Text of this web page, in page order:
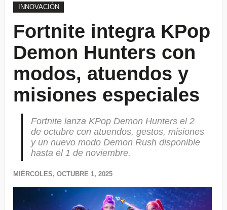
INNOVACIÓN
Fortnite integra KPop
Demon Hunters con
modos, atuendos y
misiones especiales
Fortnite lanza KPop Demon Hunters el 2
de octubre con atuendos, gestos, misiones
y un nuevo modo Demon Rush disponible
hasta el 1 de noviembre.
MIÉRCOLES, OCTUBRE 1, 2025